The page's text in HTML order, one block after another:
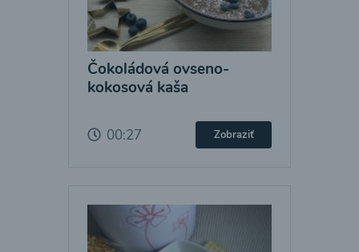
Čokoládová ovseno-
kokosová kaša
00:27 Zobraziť